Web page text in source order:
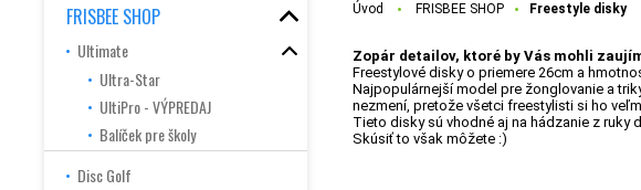
FRISBEE SHOP
Ultimate
Ultra-Star
UltiPro - VÝPREDAJ
Balíček pre školy
Disc Golf
Úvod FRISBEE SHOP Freestyle disky
Zopár detailov, ktoré by Vás mohli
Freestylové disky o priemere 26cm a
Najpopulárnejší model pre žonglovanie a
nezmení, pretože všetci freestylisti si ho
Tieto disky sú vhodné aj na hádzanie z ruky
Skúsiť to však môžete :)